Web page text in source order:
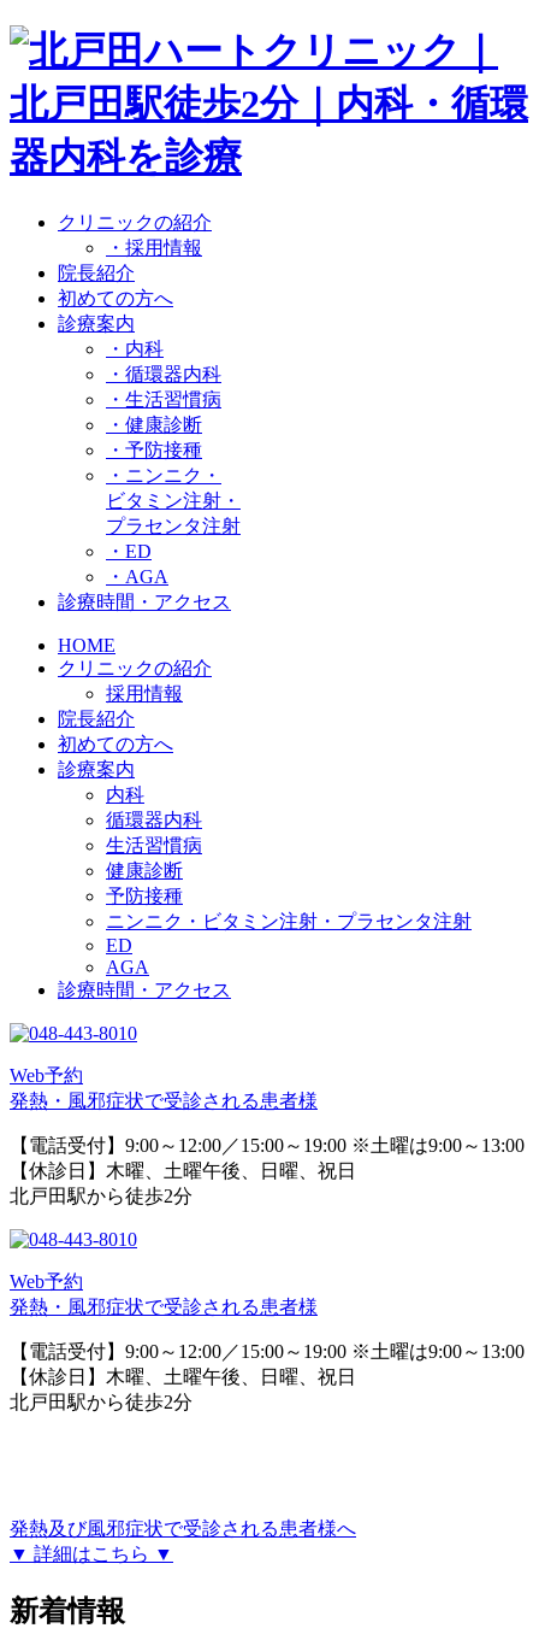
クリニックの紹介
・採用情報
院長紹介
初めての方へ
診療案内
・内科
・循環器内科
・生活習慣病
・健康診断
・予防接種
・ニンニク・
ビタミン注射・
プラセンタ注射
・ED
・AGA
診療時間・アクセス
HOME
クリニックの紹介
採用情報
院長紹介
初めての方へ
診療案内
内科
循環器内科
生活習慣病
健康診断
予防接種
ニンニク・ビタミン注射・プラセンタ注射
ED
AGA
診療時間・アクセス
Web予約
発熱・風邪症状で受診される患者様
【電話受付】9:00～12:00／15:00～19:00 ※土曜は9:00～13:00
【休診日】木曜、土曜午後、日曜、祝日
北戸田駅から徒歩2分
Web予約
発熱・風邪症状で受診される患者様
【電話受付】9:00～12:00／15:00～19:00 ※土曜は9:00～13:00
【休診日】木曜、土曜午後、日曜、祝日
北戸田駅から徒歩2分
発熱及び風邪症状で受診される患者様へ
▼ 詳細はこちら ▼
新着情報